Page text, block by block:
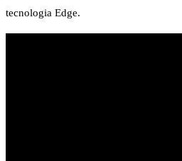
tecnologia Edge.